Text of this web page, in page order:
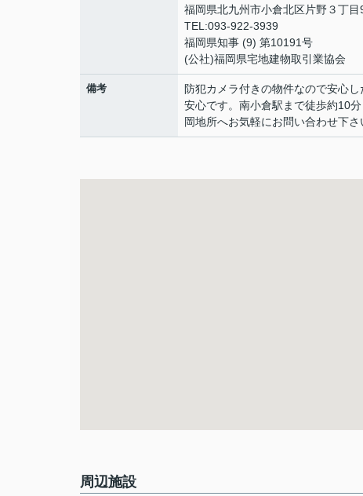
福岡県北九州市小倉北区片野３丁
TEL:093-922-3939
福岡県知事 (9) 第10191号
(公社)福岡県宅地建物取引業協会
備考
防犯カメラ付きの物件なので安心
安心です。南小倉駅まで徒歩約10
岡地所へお気軽にお問い合わせ下さ
周辺施設